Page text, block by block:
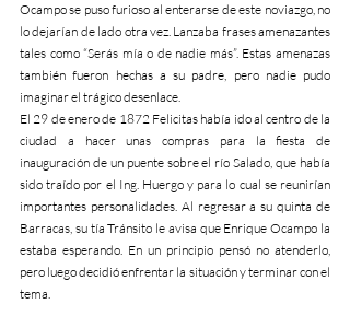
Ocampo se puso furioso al enterarse de este noviazgo, no
lo dejarían de lado otra vez. Lanzaba frases amenazantes
tales como “Serás mía o de nadie más”. Estas amenazas
también fueron hechas a su padre, pero nadie pudo
imaginar el trágico desenlace.
El 29 de enero de 1872 Felicitas había ido al centro de la
ciudad a hacer unas compras para la fiesta de
inauguración de un puente sobre el río Salado, que había
sido traído por el Ing. Huergo y para lo cual se reunirían
importantes personalidades. Al regresar a su quinta de
Barracas, su tía Tránsito le avisa que Enrique Ocampo la
estaba esperando. En un principio pensó no atenderlo,
pero luego decidió enfrentar la situación y terminar con el
tema.